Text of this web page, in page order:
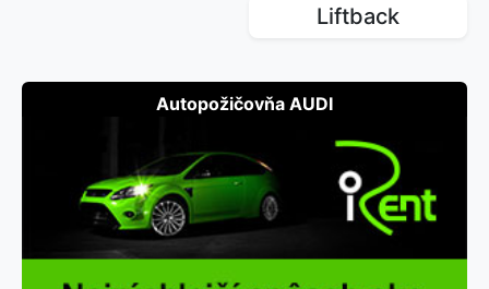
Liftback
Autopožičovňa AUDI